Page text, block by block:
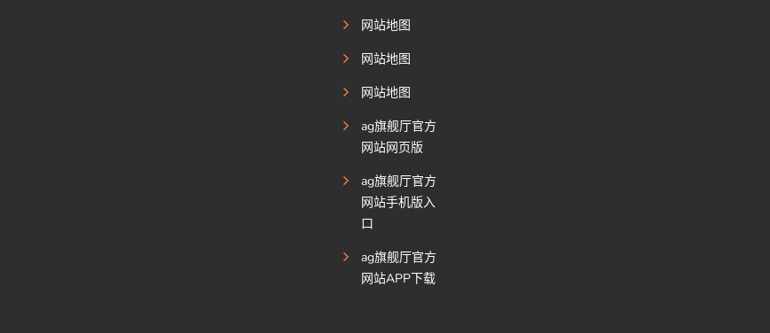
网站地图
网站地图
网站地图
ag旗舰厅官方
网站网页版
ag旗舰厅官方
网站手机版入
口
ag旗舰厅官方
网站APP下载